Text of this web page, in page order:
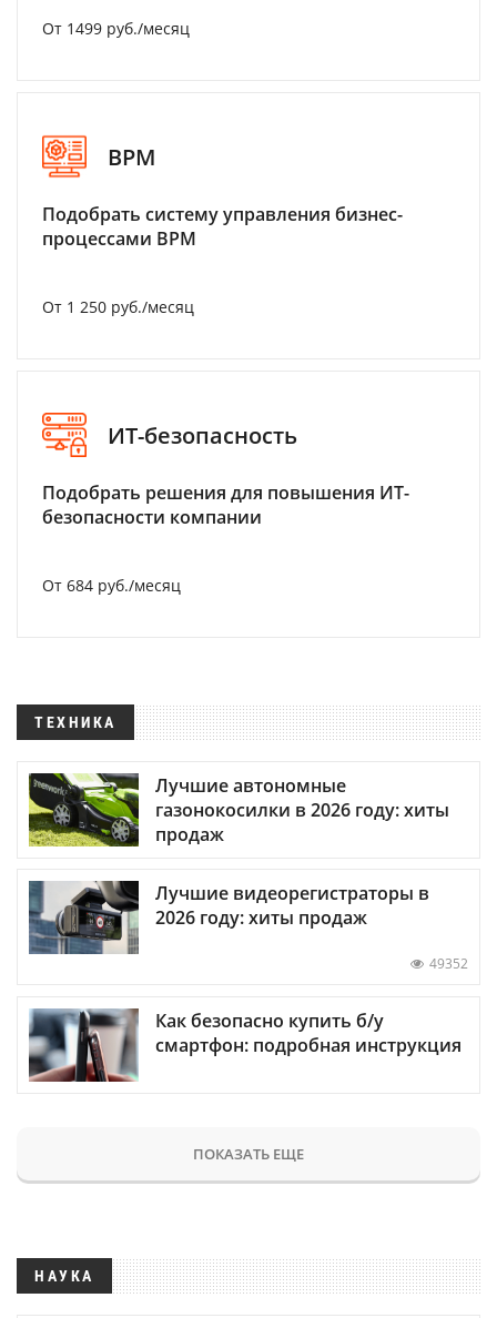
От 1499 руб./месяц
BPM
Подобрать систему управления бизнес-
процессами BPM
От 1 250 руб./месяц
ИТ-безопасность
Подобрать решения для повышения ИТ-
безопасности компании
От 684 руб./месяц
ТЕХНИКА
Лучшие автономные
газонокосилки в 2026 году: хиты
продаж
Лучшие видеорегистраторы в
2026 году: хиты продаж
49352
Как безопасно купить б/у
смартфон: подробная инструкция
ПОКАЗАТЬ ЕЩЕ
НАУКА